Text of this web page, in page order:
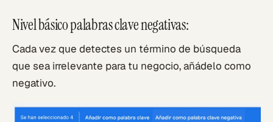
Nivel básico palabras clave negativas:
Cada vez que detectes un término de búsqueda
que sea irrelevante para tu negocio, añádelo como
negativo.